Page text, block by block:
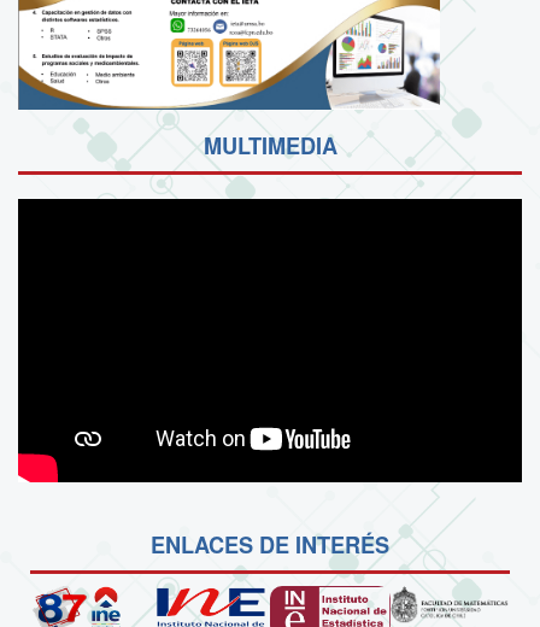
MULTIMEDIA
ENLACES DE INTERÉS